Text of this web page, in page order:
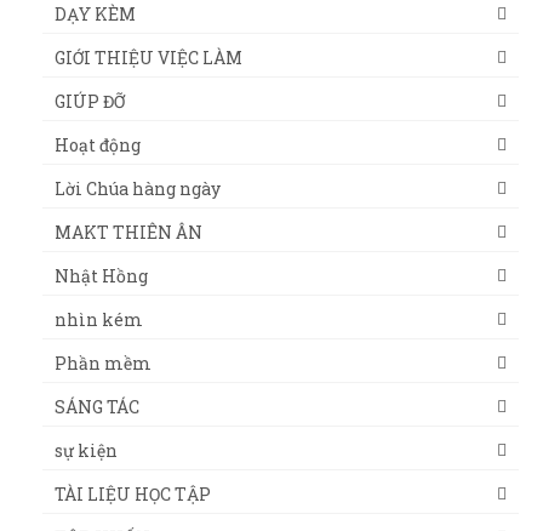
DẠY KÈM
GIỚI THIỆU VIỆC LÀM
GIÚP ĐỠ
Hoạt động
Lời Chúa hàng ngày
MAKT THIÊN ÂN
Nhật Hồng
nhìn kém
Phần mềm
SÁNG TÁC
sự kiện
TÀI LIỆU HỌC TẬP